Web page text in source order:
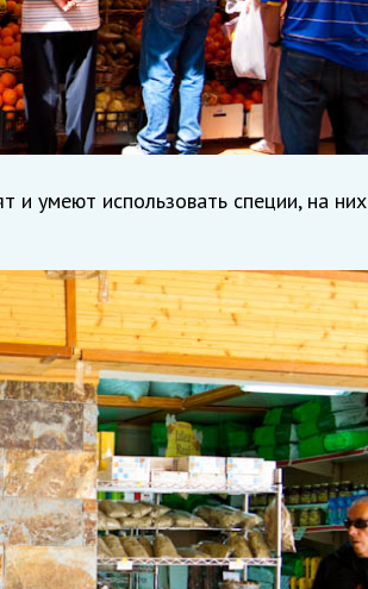
умеют использовать специи, на них